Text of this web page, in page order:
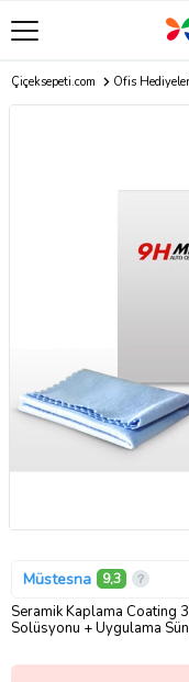
Çiçeksepeti.com Ofis
Müstesna 9,3
Seramik Kaplama Coating
Solüsyonu + Uygulama